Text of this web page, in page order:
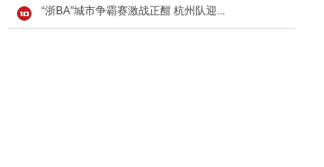
“浙BA”城市争霸赛激战正酣 杭州队迎...